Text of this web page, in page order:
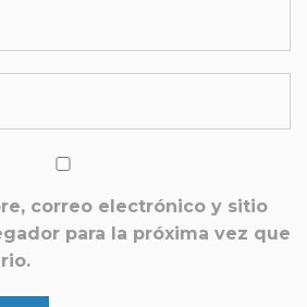
correo electrónico y sitio
para la próxima vez que